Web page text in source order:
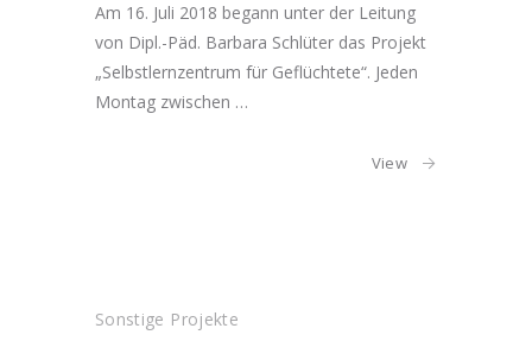
Am 16. Juli 2018 begann unter der Leitung
von Dipl.-Päd. Barbara Schlüter das Projekt
„Selbstlernzentrum für Geflüchtete“. Jeden
Montag zwischen …
View
Sonstige Projekte